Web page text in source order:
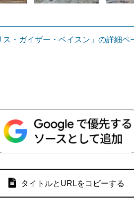
ス・ガイザー・ベイスン」の詳細ペ
タイトルとURLをコピーする